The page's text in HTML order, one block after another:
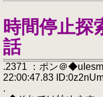
時間停止
話
.2371 ：ポン＠
22:00:47.83
.